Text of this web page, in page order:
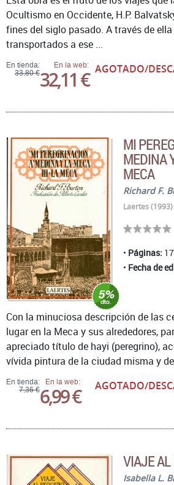
En tienda:
33,80 €
En la web:
32,11 € AGOTADO/
Ocultismo en Occidente, H.P.
fines del siglo pasado. A través de
transportados a ese ...
MI
MEDINA
MECA
Richard F.
Laertes (1993)
Páginas:
Fecha de
En tienda:
7,36 €
En la web:
6,99 € AGOTADO/
Con la minuciosa descripción de las
lugar en la Meca y sus alrededores,
apreciado título de hayi (peregrino),
vívida pintura de la ciudad misma y
VIAJE AL
Isabella L.